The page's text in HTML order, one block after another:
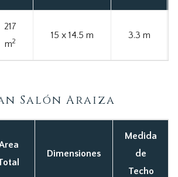
217
m2
15 x 14.5 m 3.3 m
Salón Araiza
Dimensiones
Medida
de
Techo